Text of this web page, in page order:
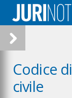
Codice
civile